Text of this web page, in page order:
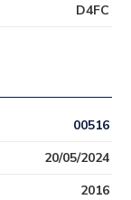
D4FC
00516
20/05/2024
2016